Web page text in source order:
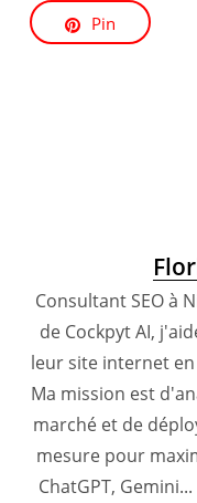
Pin
Consultant SEO à
de Cockpyt AI,
leur site internet
Ma mission est
marché et de
mesure pour
ChatGPT,